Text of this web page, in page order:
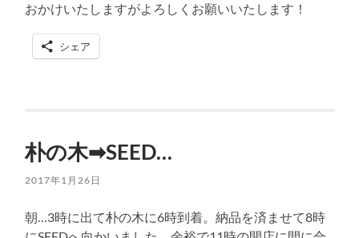
おかけいたしますがよろしくお願いいたします！
シェア
朴の木➡︎SEED…
2017年1月26日
朝…3時に出て朴の木に6時到着。納品を済ませて8時